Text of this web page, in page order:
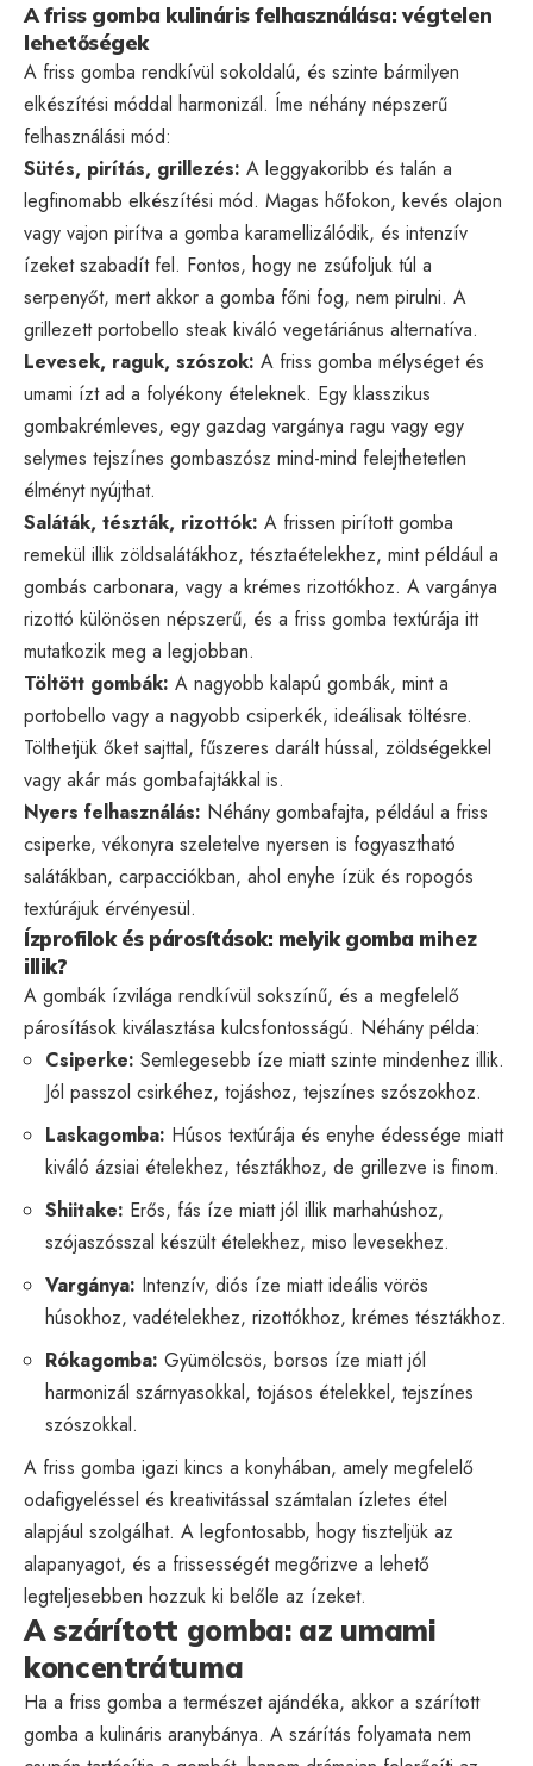
A friss gomba kulináris felhasználása: végtelen
lehetőségek
A friss gomba rendkívül sokoldalú, és szinte bármilyen
elkészítési móddal harmonizál. Íme néhány népszerű
felhasználási mód:
Sütés, pirítás, grillezés: A leggyakoribb és talán a
legfinomabb elkészítési mód. Magas hőfokon, kevés olajon
vagy vajon pirítva a gomba karamellizálódik, és intenzív
ízeket szabadít fel. Fontos, hogy ne zsúfoljuk túl a
serpenyőt, mert akkor a gomba főni fog, nem pirulni. A
grillezett portobello steak kiváló vegetáriánus alternatíva.
Levesek, raguk, szószok: A friss gomba mélységet és
umami ízt ad a folyékony ételeknek. Egy klasszikus
gombakrémleves, egy gazdag vargánya ragu vagy egy
selymes tejszínes gombaszósz mind-mind felejthetetlen
élményt nyújthat.
Saláták, tészták, rizottók: A frissen pirított gomba
remekül illik zöldsalátákhoz, tésztaételekhez, mint például a
gombás carbonara, vagy a krémes rizottókhoz. A vargánya
rizottó különösen népszerű, és a friss gomba textúrája itt
mutatkozik meg a legjobban.
Töltött gombák: A nagyobb kalapú gombák, mint a
portobello vagy a nagyobb csiperkék, ideálisak töltésre.
Tölthetjük őket sajttal, fűszeres darált hússal, zöldségekkel
vagy akár más gombafajtákkal is.
Nyers felhasználás: Néhány gombafajta, például a friss
csiperke, vékonyra szeletelve nyersen is fogyasztható
salátákban, carpacciókban, ahol enyhe ízük és ropogós
textúrájuk érvényesül.
Ízprofilok és párosítások: melyik gomba mihez
illik?
A gombák ízvilága rendkívül sokszínű, és a megfelelő
párosítások kiválasztása kulcsfontosságú. Néhány példa:
Csiperke: Semlegesebb íze miatt szinte mindenhez illik.
Jól passzol csirkéhez, tojáshoz, tejszínes szószokhoz.
Laskagomba: Húsos textúrája és enyhe édessége miatt
kiváló ázsiai ételekhez, tésztákhoz, de grillezve is finom.
Shiitake: Erős, fás íze miatt jól illik marhahúshoz,
szójaszósszal készült ételekhez, miso levesekhez.
Vargánya: Intenzív, diós íze miatt ideális vörös
húsokhoz, vadételekhez, rizottókhoz, krémes tésztákhoz.
Rókagomba: Gyümölcsös, borsos íze miatt jól
harmonizál szárnyasokkal, tojásos ételekkel, tejszínes
szószokkal.
A friss gomba igazi kincs a konyhában, amely megfelelő
odafigyeléssel és kreativitással számtalan ízletes étel
alapjául szolgálhat. A legfontosabb, hogy tiszteljük az
alapanyagot, és a frissességét megőrizve a lehető
legteljesebben hozzuk ki belőle az ízeket.
A szárított gomba: az umami
koncentrátuma
Ha a friss gomba a természet ajándéka, akkor a szárított
gomba a kulináris aranybánya. A szárítás folyamata nem